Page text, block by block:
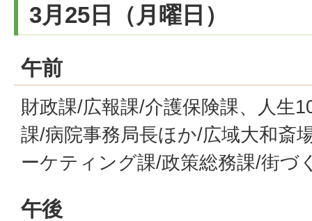
3月25日（月曜日）
午前
財政課/広報課/介護保険課、人生
課/病院事務局長ほか/広域大和斎
ーケティング課/政策総務課/街づ
午後